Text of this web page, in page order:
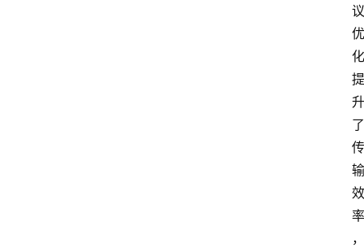
议
优
化
提
升
了
传
输
效
率
，